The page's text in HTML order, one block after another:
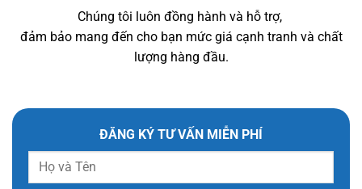
Chúng tôi luôn đồng hành và hỗ trợ,
đảm bảo mang đến cho bạn mức giá cạnh tranh và chất
lượng hàng đầu.
ĐĂNG KÝ TƯ VẤN MIỄN PHÍ